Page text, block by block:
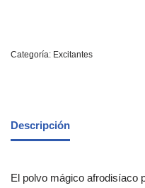
Categoría: Excitantes
Descripción
El polvo mágico afrodisíaco